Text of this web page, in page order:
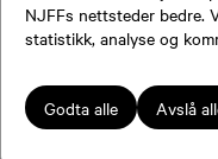
NJFFs nettsteder bedre.
statistikk, analyse og
Godta alle Avslå
fiske i Norge. Vi er en partipolitisk
naturpolitisk engasjement i mange
Lokalforeninger tilsluttet Norges
publiserer på njff.no.